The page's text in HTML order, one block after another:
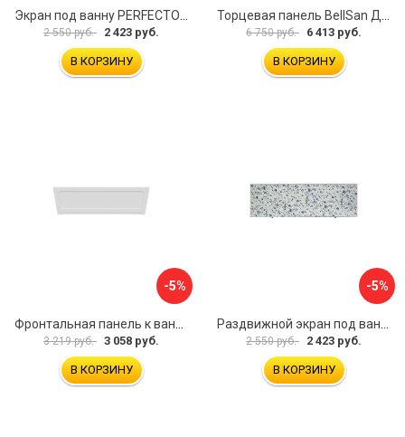
Экран под ванну PERFECTO LINEA 36-000157
2 550 руб. 2 423 руб.
В КОРЗИНУ
Торцевая панель BellSan Даниелла 4627171531049
6 750 руб. 6 413 руб.
В КОРЗИНУ
-5%
3 219 руб. 3 058 руб.
В КОРЗИНУ
-5%
2 550 руб. 2 423 руб.
В КОРЗИНУ